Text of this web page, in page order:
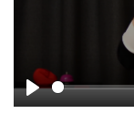
Play